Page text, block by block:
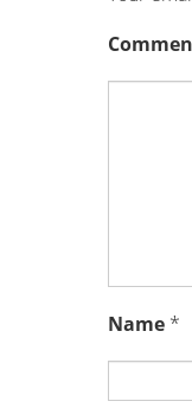
Name *